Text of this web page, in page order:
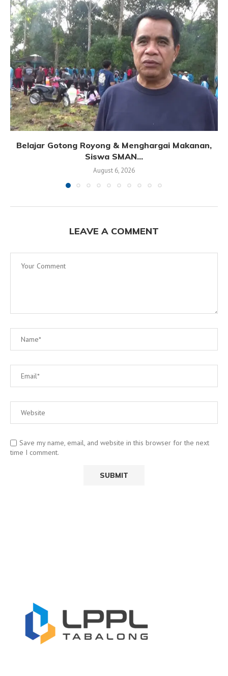
Belajar Gotong Royong & Menghargai Makanan,
Siswa SMAN...
August 6, 2026
LEAVE A COMMENT
Save my name, email, and website in this browser for the next
time I comment.